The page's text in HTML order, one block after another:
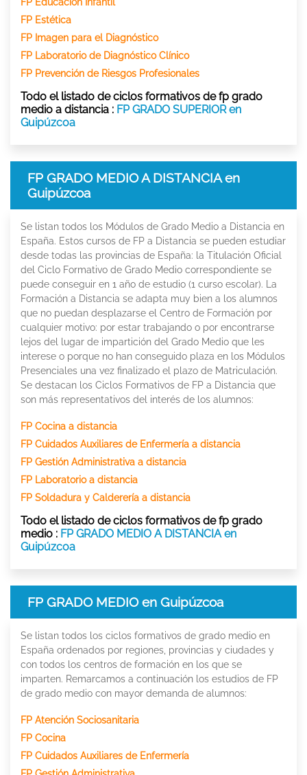
FP Estética
FP Imagen para el Diagnóstico
FP Laboratorio de Diagnóstico Clínico
FP Prevención de Riesgos Profesionales
Todo el listado de ciclos formativos de fp grado
medio a distancia : FP GRADO SUPERIOR en
Guipúzcoa
FP GRADO MEDIO A DISTANCIA en
Guipúzcoa
Se listan todos los Módulos de Grado Medio a Distancia en
España. Estos cursos de FP a Distancia se pueden estudiar
desde todas las provincias de España: la Titulación Oficial
del Ciclo Formativo de Grado Medio correspondiente se
puede conseguir en 1 año de estudio (1 curso escolar). La
Formación a Distancia se adapta muy bien a los alumnos
que no puedan desplazarse el Centro de Formación por
cualquier motivo: por estar trabajando o por encontrarse
lejos del lugar de impartición del Grado Medio que les
interese o porque no han conseguido plaza en los Módulos
Presenciales una vez finalizado el plazo de Matriculación.
Se destacan los Ciclos Formativos de FP a Distancia que
son más representativos del interés de los alumnos:
FP Cocina a distancia
FP Cuidados Auxiliares de Enfermería a distancia
FP Gestión Administrativa a distancia
FP Laboratorio a distancia
FP Soldadura y Calderería a distancia
Todo el listado de ciclos formativos de fp grado
medio : FP GRADO MEDIO A DISTANCIA en
Guipúzcoa
FP GRADO MEDIO en Guipúzcoa
Se listan todos los ciclos formativos de grado medio en
España ordenados por regiones, provincias y ciudades y
con todos los centros de formación en los que se
imparten. Remarcamos a continuación los estudios de FP
de grado medio con mayor demanda de alumnos:
FP Atención Sociosanitaria
FP Cocina
FP Cuidados Auxiliares de Enfermería